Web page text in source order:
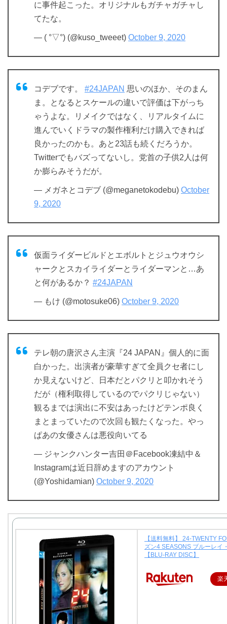
に事件起こった。オリジナルもガチャガチャし
てたな。
— ( °▽°) (@kuso_tweeet) October 9, 2020
コデブです。 #24JAPAN 思いのほか、そのまん
ま。となるとスケールの違いで評価は下がっち
ゃうよな。リメイクではなく、リアルタイムに
進んでいくドラマの製作権利だけ購入できれば
良かったのかも。あと23話も続くだろうか。
Twitterでもバズってないし。党首の子供2人は何
か膨らみそうだが。
— メガネとコデブ (@meganetokodebu) October
9, 2020
仮面ライダービルドとエボルトとジュウオウシ
ャークとスカイライダーとライダーマンと…あ
と何があるか？ #24JAPAN
— もけ (@motosuke06) October 9, 2020
テレ朝の唐沢さん主演『24 JAPAN』個人的に面
白かった。出演者が豪華すぎて全員クセ者にし
か見えないけど、日本だとパクリと叩かれそう
だが（権利取得しているのでパクリじゃない）
観るまでは演出に不安はあったけどテンポ良く
まとまっていたので次回も観たくなった。やっ
ぱあの女優さんは悪役向いてる
— ジャンクハンター吉田＠Facebook凍結中＆
Instagramは近日辞めますのアカウント
(@Yoshidamian) October 9, 2020
【送料無料】 24-TWENTY
ズン4 SEASONS ブルーレイ
【BLU-RAY DISC】
楽